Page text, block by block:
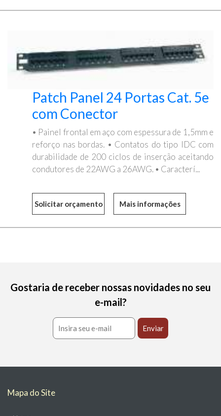
Patch Panel 24 Portas Cat. 5e
com Conector
• Painel frontal em aço com espessura de 1,5mm e
reforço nas bordas. • Contatos do tipo IDC com
durabilidade de 200 ciclos de inserção aceitando
condutores de 22AWG a 26AWG. • Caracterí...
Mais informações
Gostaria de receber nossas novidades no seu
e-mail?
Mapa do Site